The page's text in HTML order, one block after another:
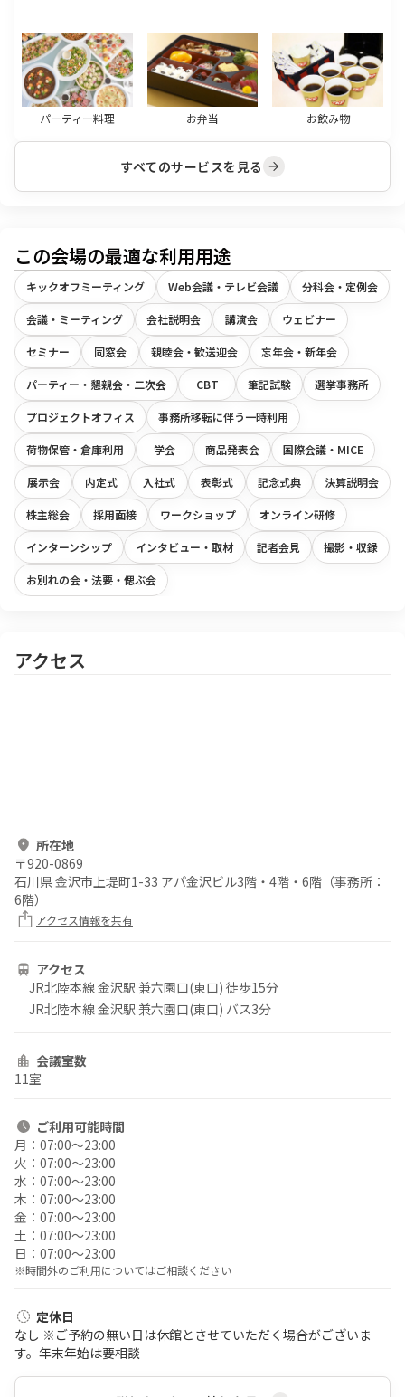
パーティー料理 お弁当 お飲み物
すべてのサービスを見る
この会場の最適な利用用途
キックオフミーティング Web会議・テレビ会議 分科会・定例会
会議・ミーティング 会社説明会 講演会 ウェビナー
セミナー 同窓会 親睦会・歓送迎会 忘年会・新年会
パーティー・懇親会・二次会 CBT 筆記試験 選挙事務所
プロジェクトオフィス 事務所移転に伴う一時利用
荷物保管・倉庫利用 学会 商品発表会 国際会議・MICE
展示会 内定式 入社式 表彰式 記念式典 決算説明会
株主総会 採用面接 ワークショップ オンライン研修
インターンシップ インタビュー・取材 記者会見 撮影・収録
お別れの会・法要・偲ぶ会
アクセス
所在地
〒920-0869
石川県 金沢市上堤町1-33 アパ金沢ビル3階・4階・6階（事務所：
6階）
アクセス情報を共有
アクセス
JR北陸本線 金沢駅 兼六園口(東口) 徒歩15分
JR北陸本線 金沢駅 兼六園口(東口) バス3分
会議室数
11室
ご利用可能時間
月： 07:00〜23:00
火： 07:00〜23:00
水： 07:00〜23:00
木： 07:00〜23:00
金： 07:00〜23:00
土： 07:00〜23:00
日： 07:00〜23:00
※時間外のご利用についてはご相談ください
定休日
なし ※ご予約の無い日は休館とさせていただく場合がございま
す。年末年始は要相談